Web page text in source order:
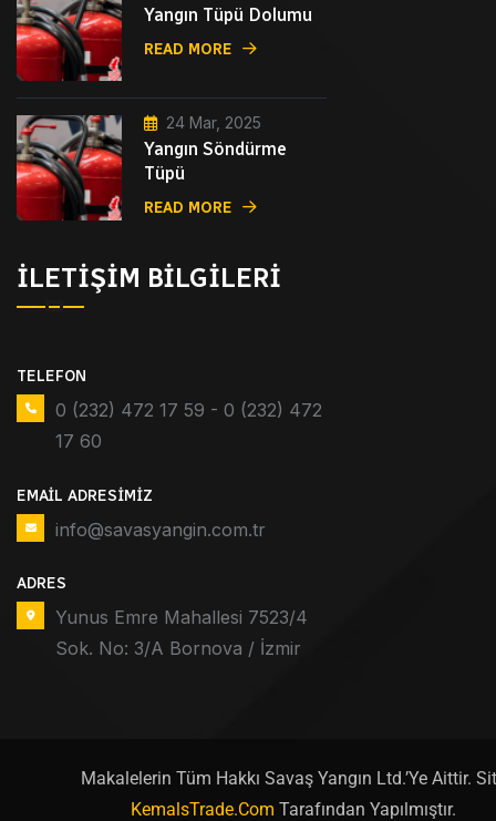
Yangın Tüpü Dolumu
READ MORE
24 Mar, 2025
Yangın Söndürme
Tüpü
READ MORE
İLETIŞIM BILGILERI
TELEFON
0 (232) 472 17 59 - 0 (232) 472
17 60
EMAIL ADRESIMIZ
info@savasyangin.com.tr
ADRES
Yunus Emre Mahallesi 7523/4
Sok. No: 3/A Bornova / İzmir
Makalelerin Tüm Hakkı Savaş Yangın Ltd.’ye Aittir.
KemalsTrade.com Tarafından Yapılmıştır.